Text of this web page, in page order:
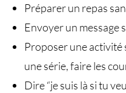
Préparer un repas
Envoyer un message
Proposer une activité
une série, faire les
Dire “je suis là si tu